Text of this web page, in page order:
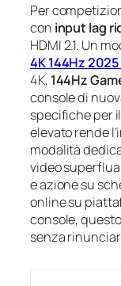
Per
con input lag
HDMI 2.1. Un
4K 144Hz 2025
4K, 144Hz
console di
specifiche per
elevato rende
modalità
video
e azione su
online su
console,
senza